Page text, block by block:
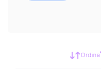
Ordina